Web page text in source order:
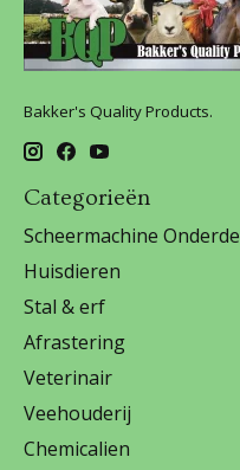
Bakker's Quality Products.
Categorieën
Scheermachine
Huisdieren
Stal & erf
Afrastering
Veterinair
Veehouderij
Chemicalien